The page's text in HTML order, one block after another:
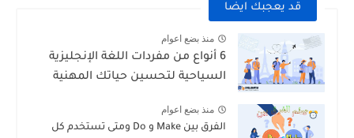
قد يعجبك ايضا
منذ بضع اعوام
6 أنواع من مفردات اللغة الإنجليزية
السياحية لتحسين حياتك المهنية
منذ بضع اعوام
الفرق بين Make و Do ومتى تستخدم كل